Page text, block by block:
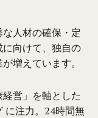
人材の確保・定
向けて、独自の
増えています。
営」を軸とした
に注力。24時間無